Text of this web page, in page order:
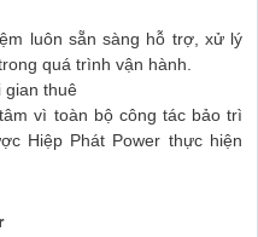
luôn sẵn sàng hỗ trợ, xử lý
quá trình vận hành.
gian thuê
vì toàn bộ công tác bảo trì
Hiệp Phát Power thực hiện